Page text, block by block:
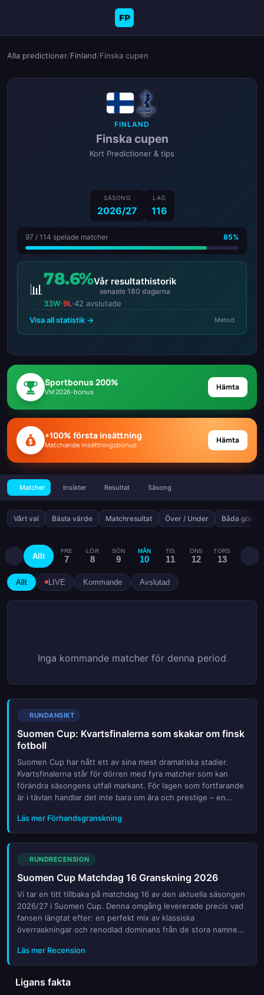
FP
Alla predictioner/Finland/Finska cupen
FINLAND
Finska cupen
Kort Predictioner & tips
SÄSONG
2026/27
LAG
116
97 / 114 spelade matcher 85%
📊
78.6%Vår resultathistorik
senaste 180 dagarna
33W·9L·42 avslutade
Visa all statistik →
Metod
Sportbonus 200%
VM 2026-bonus Hämta
+100% första insättning
Matchande insättningsbonus Hämta
Matcher Insikter Resultat Säsong
Vårt val Bästa värde Matchresultat Över / Under Båda gör
Allt
FRE
7
LÖR
8
SÖN
9
MÅN
10
TIS
11
ONS
12
TORS
13
FRE
Allt LIVE Kommande Avslutad
Inga kommande matcher för denna period
RUNDANSIKT
Suomen Cup: Kvartsfinalerna som skakar om finsk
fotboll
Suomen Cup har nått ett av sina mest dramatiska stadier.
Kvartsfinalerna står för dörren med fyra matcher som kan
förändra säsongens utfall markant. För lagen som fortfarande
är i tävlan handlar det inte bara om ära och prestige – en
säsong....
Läs mer Förhandsgranskning
RUNDRECENSION
Suomen Cup Matchdag 16 Granskning 2026
Vi tar en titt tillbaka på matchdag 16 av den aktuella säsongen
2026/27 i Suomen Cup. Denna omgång levererade precis vad
fansen längtat efter: en perfekt mix av klassiska
överraskningar och renodlad dominans från de stora namnen.
dramatik som höll spänningen vid liv fram till sista minuten.
Våra analytiker bryter ner de viktigaste ögonblicken som
definierade denna kritiska fas av turneringen. Vilka lag visade
verkligen sitt karaktär? Vilka stjärnor lyfte sig fram under
Läs mer Recension
Ligans fakta